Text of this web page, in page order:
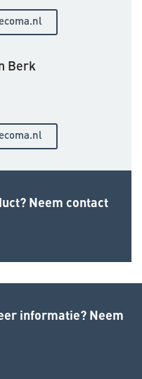
Neem contact
Berk
informatie? Neem